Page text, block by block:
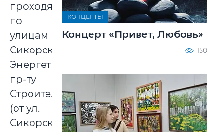
проходящих
по
улицам
Сикорского,
Энергетиков,
пр-ту
Строителей
(от ул.
Сикорского
КОНЦЕРТЫ
Концерт «Привет, Любовь»
150